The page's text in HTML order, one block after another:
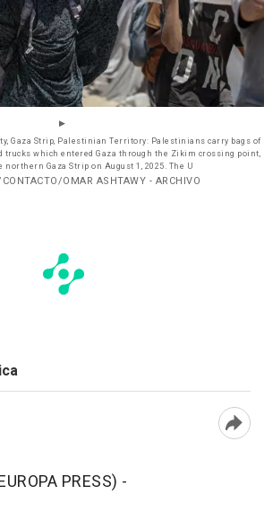
Gaza Strip, Palestinian Territory: Palestinians carry bags of
which entered Gaza through the Zikim crossing point,
Gaza Strip on August 1, 2025. The U
OMAR ASHTAWY - ARCHIVO
PRESS) -